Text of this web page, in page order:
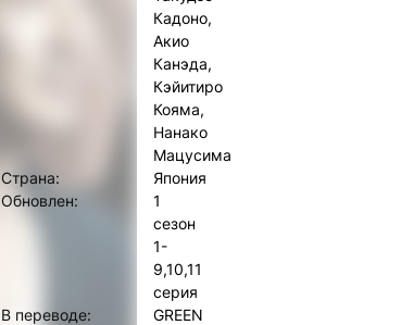
Кадоно,
Акио
Канэда,
Кэйитиро
Кояма,
Нанако
Мацусима
Страна:
Япония
Обновлен:
1
сезон
1-
9,10,11
серия
В переводе:
GREEN